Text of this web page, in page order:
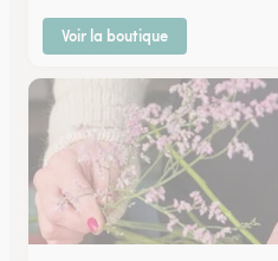
Voir la boutique